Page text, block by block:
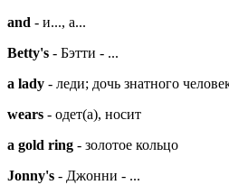
and - и..., а...
Betty's - Бэтти - ...
a lady - леди; дочь знатного
wears - одет(а), носит
a gold ring - золотое кольцо
Jonny's - Джонни - ...